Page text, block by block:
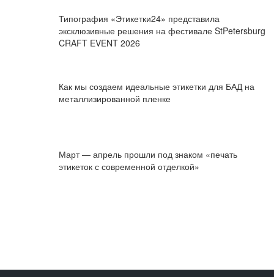
Типография «Этикетки24» представила
эксклюзивные решения на фестивале StPetersburg
CRAFT EVENT 2026
Как мы создаем идеальные этикетки для БАД на
металлизированной пленке
Март — апрель прошли под знаком «печать
этикеток с современной отделкой»